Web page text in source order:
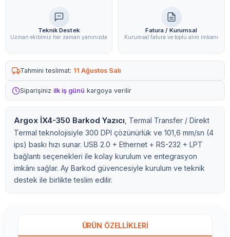
Teknik Destek
Uzman ekibimiz her zaman yanınızda
Fatura / Kurumsal
Kurumsal fatura ve toplu alım imkanı
Tahmini teslimat: 11 Ağustos Salı
Siparişiniz ilk iş günü kargoya verilir
Argox İX4-350 Barkod Yazıcı , Termal Transfer / Direkt
Termal teknolojisiyle 300 DPI çözünürlük ve 101,6 mm/sn (4
ips) baskı hızı sunar. USB 2.0 + Ethernet + RS-232 + LPT
bağlantı seçenekleri ile kolay kurulum ve entegrasyon
imkânı sağlar. Ay Barkod güvencesiyle kurulum ve teknik
destek ile birlikte teslim edilir.
ÜRÜN ÖZELLIKLERI